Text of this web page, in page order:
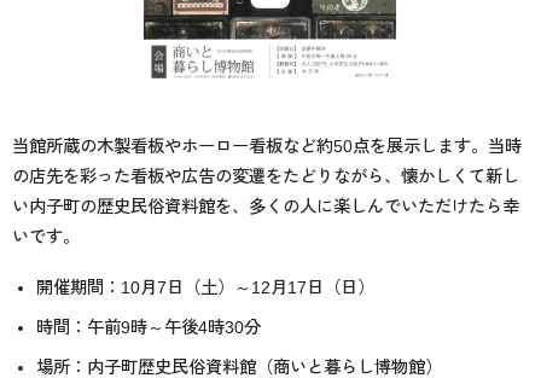
当館所蔵の木製看板やホーロー看板など約50点を展示します。当時
の店先を彩った看板や広告の変遷をたどりながら、懐かしくて新し
い内子町の歴史民俗資料館を、多くの人に楽しんでいただけたら幸
いです。
開催期間：10月7日（土）～12月17日（日）
時間：午前9時～午後4時30分
場所：内子町歴史民俗資料館（商いと暮らし博物館）